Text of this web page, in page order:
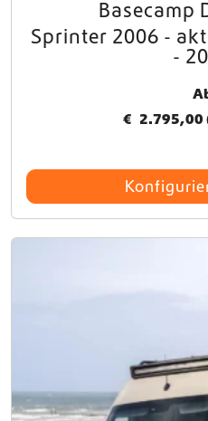
Basecamp
Sprinter 2006 -
-
€ 2.795,00